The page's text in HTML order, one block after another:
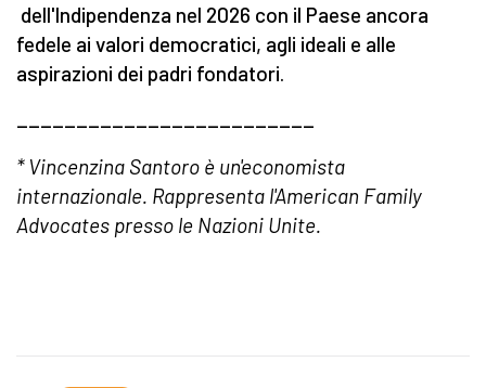
dell'Indipendenza nel 2026 con il Paese ancora
fedele ai valori democratici, agli ideali e alle
aspirazioni dei padri fondatori.
_________________________
* Vincenzina Santoro è un'economista
internazionale. Rappresenta l'American Family
Advocates presso le Nazioni Unite.